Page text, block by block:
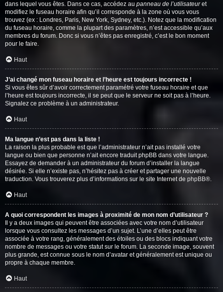
dans lequel vous êtes. Dans ce cas, accédez au panneau de l’utilisateuret
modifiez le fuseau horaire afin qu’il corresponde à la zone où vous vous
trouvez (ex : Londres, Paris, New York, Sydney, etc.). Notez que la modification
du fuseau horaire, comme la plupart des paramètres, n’est accessible qu’aux
membres du forum. Donc si vous n’êtes pas enregistré, c’est le bon moment
pour le faire.
Haut
J’ai changé mon fuseau horaire et l’heure est toujours incorrecte !
Si vous êtes sûr d’avoir correctement paramétré votre fuseau horaire et que
l’heure est toujours incorrecte, il se peut que le serveur ne soit pas à l’heure.
Signalez ce problème à un administrateur.
Haut
Ma langue n’est pas dans la liste !
La raison la plus probable est que l’administrateur n’ait pas installé votre
langue ou bien que personne n’ait encore traduit phpBB dans votre langue.
Essayez de demander à un administrateur du forum d’installer la langue
désirée. Si elle n’existe pas, n’hésitez pas à créer et partager une nouvelle
traduction. Vous trouverez plus d’informations sur le site Internet de phpBB®.
Haut
A quoi correspondent les images à proximité de mon nom d’utilisateur ?
Il y a deux images qui peuvent être associées avec votre nom d’utilisateur
lorsque vous consultez les messages d’un sujet. L’une d’elles peut être
associée à votre rang, généralement des étoiles ou des blocs indiquant votre
nombre de messages ou votre statut sur le forum. La seconde image, souvent
plus grande, est connue sous le nom d’avatar et généralement est unique ou
propre à chaque membre.
Haut